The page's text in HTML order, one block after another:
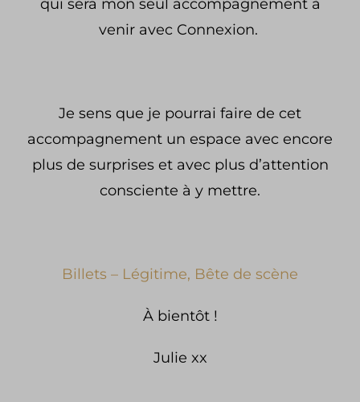
qui sera mon seul accompagnement à
venir avec Connexion.
Je sens que je pourrai faire de cet
accompagnement un espace avec encore
plus de surprises et avec plus d’attention
consciente à y mettre.
Billets – Légitime, Bête de scène
À bientôt !
Julie xx